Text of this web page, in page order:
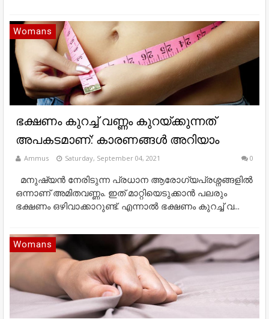
Womans
ഭക്ഷണം കുറച്ച് വണ്ണം കുറയ്ക്കുന്നത്
അപകടമാണ്: കാരണങ്ങൾ അറിയാം
Ammus Saturday, September 04, 2021 0
മനുഷ്യൻ നേരിടുന്ന പ്രധാന ആരോഗ്യപ്രശ്നങ്ങളിൽ
ഒന്നാണ് അമിതവണ്ണം. ഇത് മാറ്റിയെടുക്കാൻ പലരും
ഭക്ഷണം ഒഴിവാക്കാറുണ്ട്. എന്നാല്‍ ഭക്ഷണം കുറച്ച് വ...
Womans